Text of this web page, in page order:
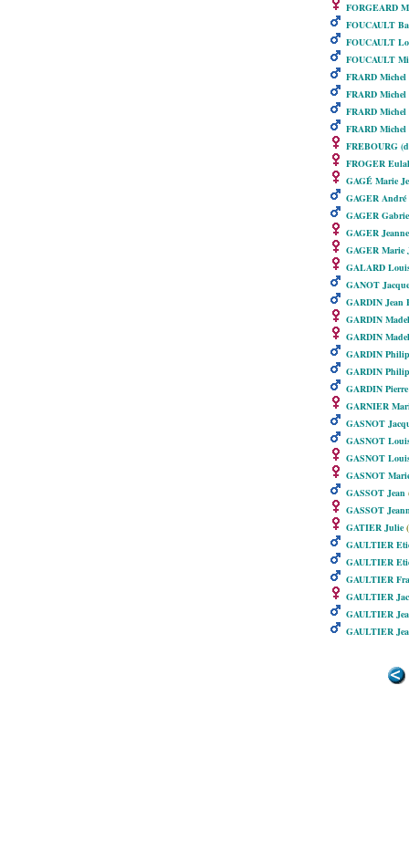
FORGEARD
FOUCAULT
FOUCAULT
FOUCAULT
FRARD Michel
FRARD Michel
FRARD Michel
FRARD Michel
FREBOURG
FROGER
GAGÉ Marie
GAGER André
GAGER
GAGER Jeanne
GAGER Marie
GALARD
GANOT
GARDIN Jean
GARDIN
GARDIN
GARDIN
GARDIN
GARDIN Pierre
GARNIER
GASNOT
GASNOT
GASNOT
GASNOT
GASSOT Jean
GASSOT
GATIER Julie(
GAULTIER
GAULTIER
GAULTIER
GAULTIER
GAULTIER
GAULTIER